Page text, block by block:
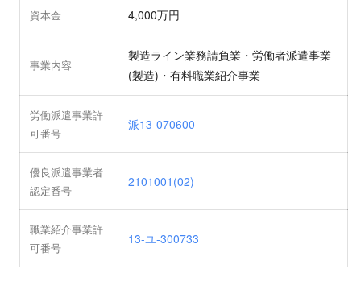
資本金 4,000万円
事業内容
製造ライン業務請負業・労働者派遣事業
(製造)・有料職業紹介事業
労働派遣事業許
可番号
派13-070600
優良派遣事業者
認定番号
2101001(02)
職業紹介事業許
可番号
13-ユ-300733